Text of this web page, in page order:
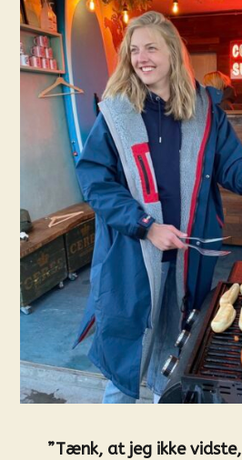
”Tænk, at jeg ikke